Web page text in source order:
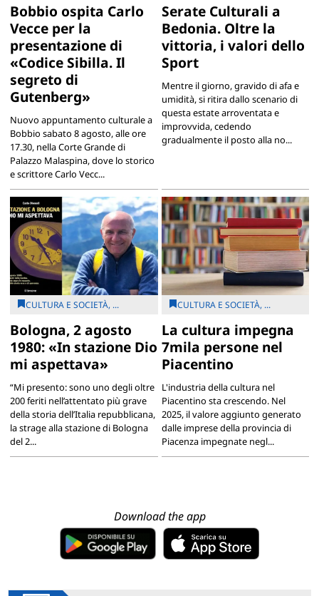
Bobbio ospita Carlo
Vecce per la
presentazione di
«Codice Sibilla. Il
segreto di
Gutenberg»
Nuovo appuntamento culturale a
Bobbio sabato 8 agosto, alle ore
17.30, nella Corte Grande di
Palazzo Malaspina, dove lo storico
e scrittore Carlo Vecc...
Serate Culturali a
Bedonia. Oltre la
vittoria, i valori dello
Sport
Mentre il giorno, gravido di afa e
umidità, si ritira dallo scenario di
questa estate arroventata e
improvvida, cedendo
gradualmente il posto alla no...
CULTURA E SOCIETÀ, ...
Bologna, 2 agosto
1980: «In stazione Dio
mi aspettava»
“Mi presento: sono uno degli oltre
200 feriti nell’attentato più grave
della storia dell’Italia repubblicana,
la strage alla stazione di Bologna
del 2...
CULTURA E SOCIETÀ, ...
La cultura impegna
7mila persone nel
Piacentino
L'industria della cultura nel
Piacentino sta crescendo. Nel
2025, il valore aggiunto generato
dalle imprese della provincia di
Piacenza impegnate negl...
Download the app